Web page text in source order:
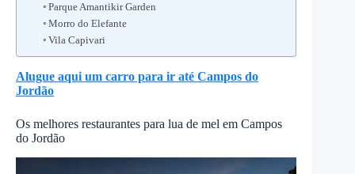
Parque Amantikir Garden
Morro do Elefante
Vila Capivari
Alugue aqui um carro para ir até Campos do
Jordão
Os melhores restaurantes para lua de mel em Campos
do Jordão